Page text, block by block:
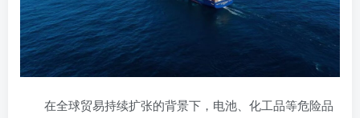
在全球贸易持续扩张的背景下，电池、化工品等危险品